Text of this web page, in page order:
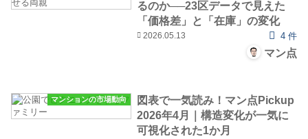
るのか──23区データで見えた
「価格差」と「在庫」の変化
2026.05.13 4 件
マン点
マンションの市場動向
図表で一気読み！マン点Pickup
2026年4月｜構造変化が一気に
可視化された1か月